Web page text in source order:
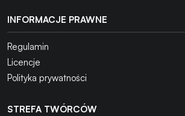
INFORMACJE PRAWNE
Regulamin
Licencje
Polityka prywatności
STREFA TWÓRCÓW